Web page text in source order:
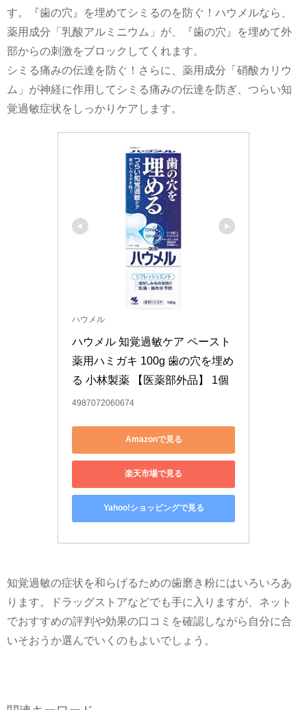
す。『歯の穴』を埋めてシミるのを防ぐ！ハウメルなら、
薬用成分「乳酸アルミニウム」が、『歯の穴』を埋めて外
部からの刺激をブロックしてくれます。
シミる痛みの伝達を防ぐ！さらに、薬用成分「硝酸カリウ
ム」が神経に作用してシミる痛みの伝達を防ぎ、つらい知
覚過敏症状をしっかりケアします。
ハウメル
ハウメル 知覚過敏ケア ペースト
薬用ハミガキ 100g 歯の穴を埋め
る 小林製薬 【医薬部外品】 1個
4987072060674
Amazonで見る
楽天市場で見る
Yahoo!ショッピングで見る
知覚過敏の症状を和らげるための歯磨き粉にはいろいろあ
ります。ドラッグストアなどでも手に入りますが、ネット
でおすすめの評判や効果の口コミを確認しながら自分に合
いそおうか選んでいくのもよいでしょう。